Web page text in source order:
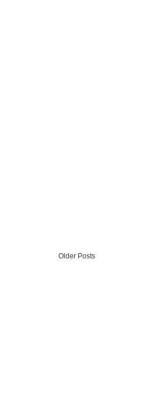
Older Posts